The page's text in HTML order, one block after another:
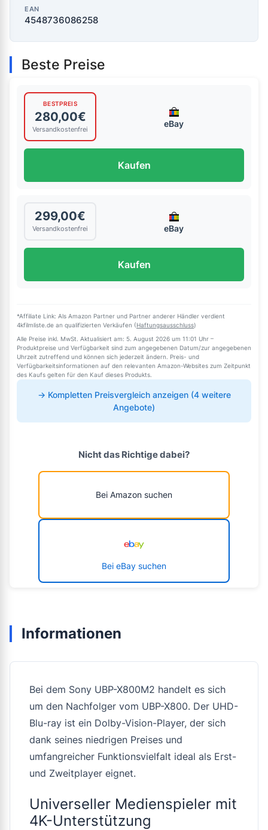
EAN
4548736086258
Beste Preise
eBay
BESTPREIS
280,00€
Versandkostenfrei
Kaufen
eBay
299,00€
Versandkostenfrei
Kaufen
*Affiliate Link: Als Amazon Partner und Partner anderer Händler verdient
4kfilmliste.de an qualifizierten Verkäufen (Haftungsausschluss)
Alle Preise inkl. MwSt. Aktualisiert am: 5. August 2026 um 11:01 Uhr –
Produktpreise und Verfügbarkeit sind zum angegebenen Datum/zur angegebenen
Uhrzeit zutreffend und können sich jederzeit ändern. Preis- und
Verfügbarkeitsinformationen auf den relevanten Amazon-Websites zum Zeitpunkt
des Kaufs gelten für den Kauf dieses Produkts.
→ Kompletten Preisvergleich anzeigen (4 weitere
Angebote)
Nicht das Richtige dabei?
Bei Amazon suchen
Bei eBay suchen
Informationen
Bei dem Sony UBP-X800M2 handelt es sich
um den Nachfolger vom UBP-X800. Der UHD-
Blu-ray ist ein Dolby-Vision-Player, der sich
dank seines niedrigen Preises und
umfangreicher Funktionsvielfalt ideal als Erst-
und Zweitplayer eignet.
Universeller Medienspieler mit
4K-Unterstützung